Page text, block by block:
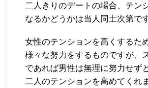
二人きりのデートの場合、テン
なるかどうかは当人同士次第です
女性のテンションを高くするた
様々な努力をするものですが、
であれば男性は無理に努力せず
二人のテンションを高めてくれ